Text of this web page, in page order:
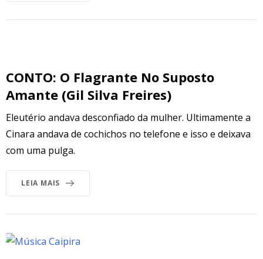
CONTO: O Flagrante No Suposto
Amante (Gil Silva Freires)
Eleutério andava desconfiado da mulher. Ultimamente a
Cinara andava de cochichos no telefone e isso e deixava
com uma pulga.
LEIA MAIS